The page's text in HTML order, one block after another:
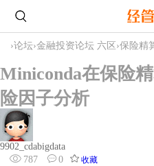
›论坛›金融投资论坛 六区 ›保险精
Miniconda在保险
险因子分析
9902_cdabigdata
787
0 收藏